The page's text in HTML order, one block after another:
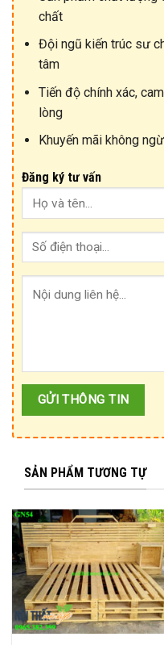
chất
Đội ngũ kiến trúc sư
tâm
Tiến độ chính xác,
lòng
Khuyến mãi không
Đăng ký tư vấn
SẢN PHẨM TƯƠNG TỰ